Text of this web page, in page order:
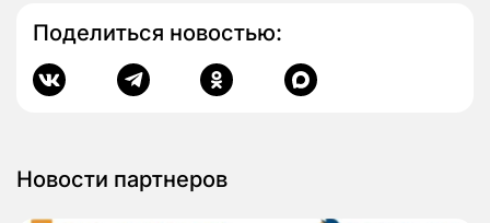
Поделиться новостью:
Новости партнеров